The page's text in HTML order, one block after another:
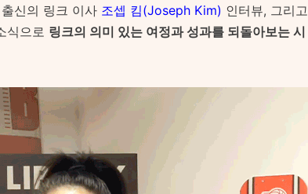
신의 링크 이사 조셉 킴(Joseph Kim) 인터뷰, 그리고
식으로 링크의 의미 있는 여정과 성과를 되돌아보는 시